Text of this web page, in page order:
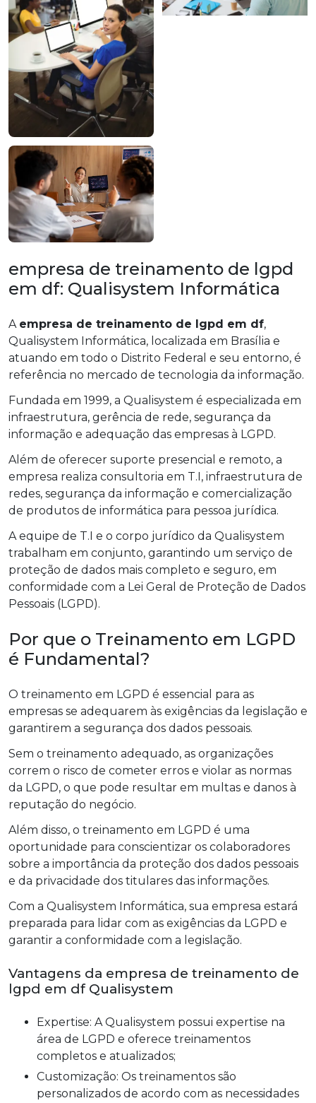
empresa de treinamento de lgpd
em df: Qualisystem Informática
A empresa de treinamento de lgpd em df,
Qualisystem Informática, localizada em Brasília e
atuando em todo o Distrito Federal e seu entorno, é
referência no mercado de tecnologia da informação.
Fundada em 1999, a Qualisystem é especializada em
infraestrutura, gerência de rede, segurança da
informação e adequação das empresas à LGPD.
Além de oferecer suporte presencial e remoto, a
empresa realiza consultoria em T.I, infraestrutura de
redes, segurança da informação e comercialização
de produtos de informática para pessoa jurídica.
A equipe de T.I e o corpo jurídico da Qualisystem
trabalham em conjunto, garantindo um serviço de
proteção de dados mais completo e seguro, em
conformidade com a Lei Geral de Proteção de Dados
Pessoais (LGPD).
Por que o Treinamento em LGPD
é Fundamental?
O treinamento em LGPD é essencial para as
empresas se adequarem às exigências da legislação e
garantirem a segurança dos dados pessoais.
Sem o treinamento adequado, as organizações
correm o risco de cometer erros e violar as normas
da LGPD, o que pode resultar em multas e danos à
reputação do negócio.
Além disso, o treinamento em LGPD é uma
oportunidade para conscientizar os colaboradores
sobre a importância da proteção dos dados pessoais
e da privacidade dos titulares das informações.
Com a Qualisystem Informática, sua empresa estará
preparada para lidar com as exigências da LGPD e
garantir a conformidade com a legislação.
Vantagens da empresa de treinamento de
lgpd em df Qualisystem
Expertise: A Qualisystem possui expertise na
área de LGPD e oferece treinamentos
completos e atualizados;
Customização: Os treinamentos são
personalizados de acordo com as necessidades